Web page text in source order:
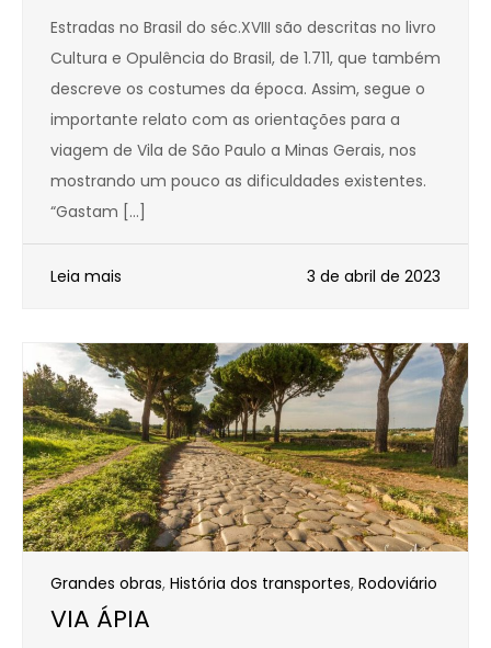
Estradas no Brasil do séc.XVIII são descritas no livro
Cultura e Opulência do Brasil, de 1.711, que também
descreve os costumes da época. Assim, segue o
importante relato com as orientações para a
viagem de Vila de São Paulo a Minas Gerais, nos
mostrando um pouco as dificuldades existentes.
“Gastam […]
Leia mais 3 de abril de 2023
Grandes obras, História dos transportes, Rodoviário
VIA ÁPIA